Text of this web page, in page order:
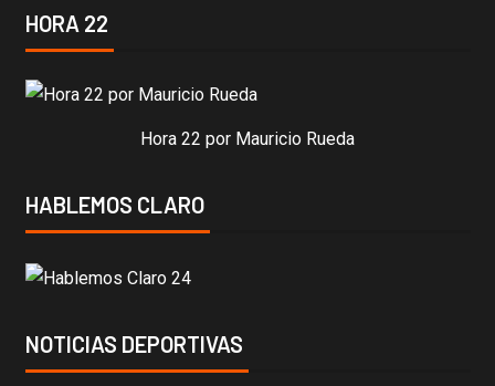
HORA 22
Hora 22 por Mauricio Rueda
HABLEMOS CLARO
NOTICIAS DEPORTIVAS